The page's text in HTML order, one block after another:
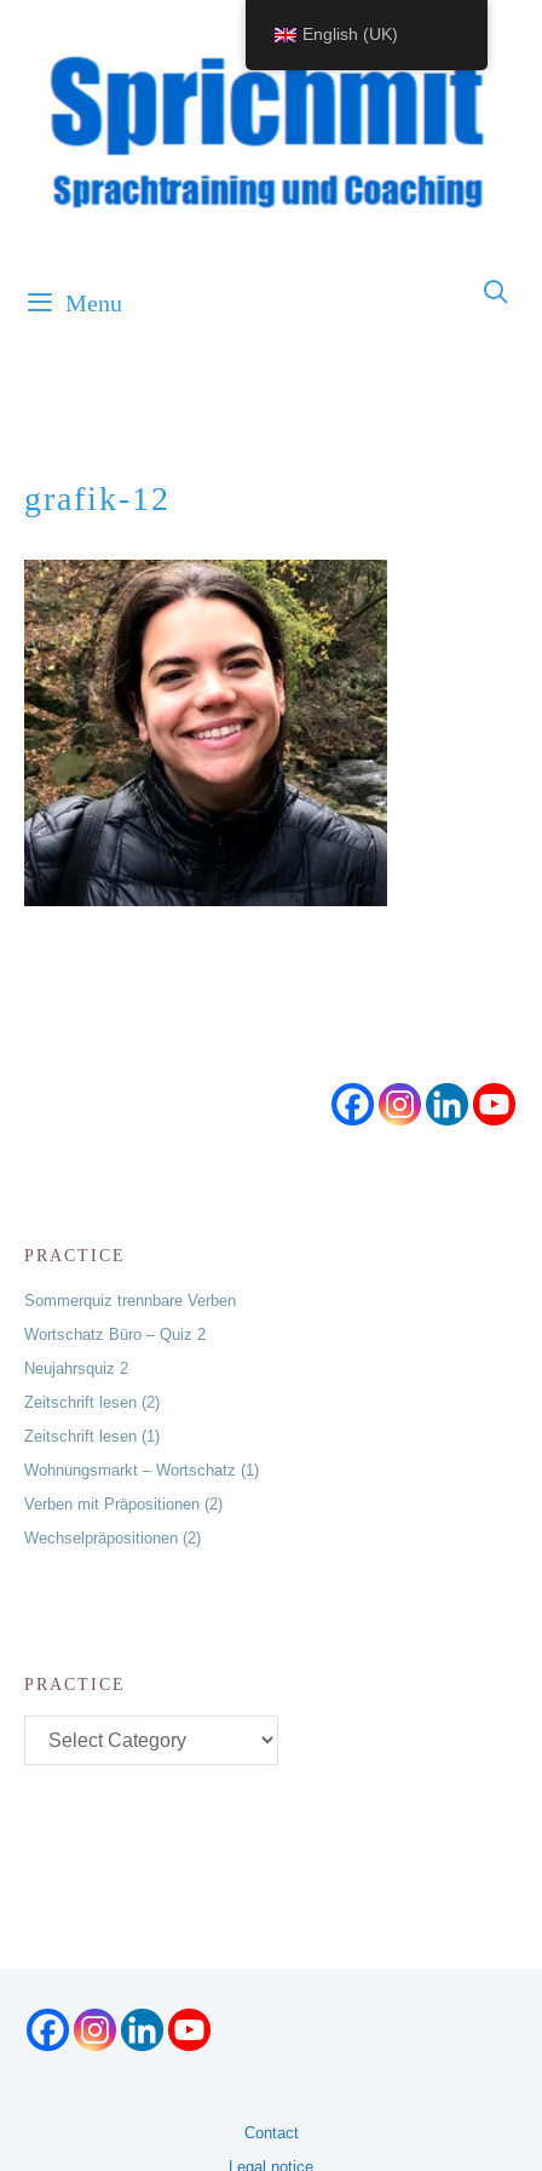
content
Menu
grafik-12
PRACTICE
Sommerquiz trennbare Verben
Wortschatz Büro – Quiz 2
Neujahrsquiz 2
Zeitschrift lesen (2)
Zeitschrift lesen (1)
Wohnungsmarkt – Wortschatz (1)
Verben mit Präpositionen (2)
Wechselpräpositionen (2)
PRACTICE
Contact
Legal notice
English (UK)